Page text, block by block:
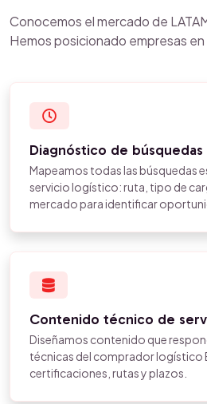
Conocemos el mercado de
Hemos posicionado empresas
Diagnóstico de búsquedas
Mapeamos todas las búsquedas
servicio logístico: ruta, tipo de
mercado para identificar
Contenido técnico de
Diseñamos contenido que
técnicas del comprador logístico
certificaciones, rutas y plazos.